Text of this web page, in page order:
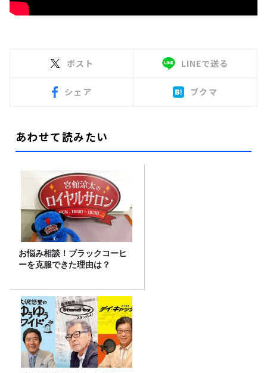
ポスト LINEで送る
シェア ブクマ
あわせて読みたい
お悩み相談！ブラックコーヒ
ーを克服できた理由は？